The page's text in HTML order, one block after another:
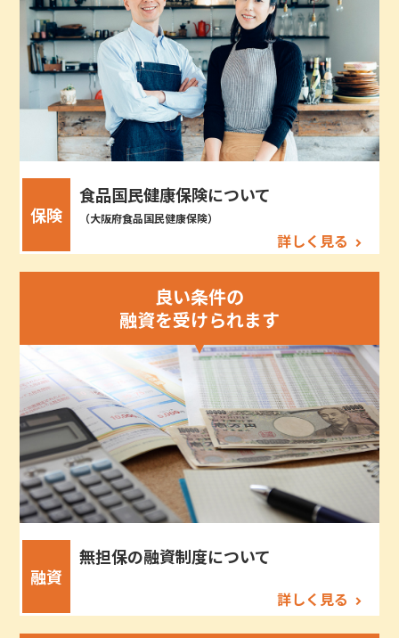
保険
食品国民健康保険について
（大阪府食品国民健康保険）
詳しく見る
良い条件の
融資を受けられます
融資
無担保の融資制度について
詳しく見る